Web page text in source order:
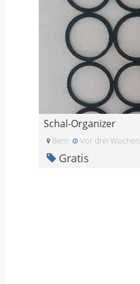
Schal-Organizer
Bern Vor drei Wochen
Gratis